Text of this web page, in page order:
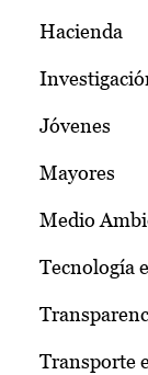
Hacienda
Jóvenes
Mayores
Medio
Tecnología
Transporte